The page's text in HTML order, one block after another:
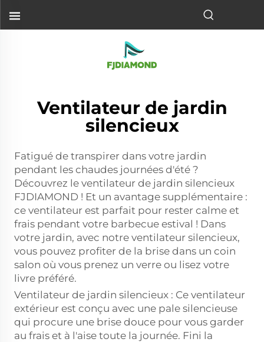
Ventilateur de jardin
silencieux
Fatigué de transpirer dans votre jardin
pendant les chaudes journées d'été ?
Découvrez le ventilateur de jardin silencieux
FJDIAMOND ! Et un avantage supplémentaire :
ce ventilateur est parfait pour rester calme et
frais pendant votre barbecue estival ! Dans
votre jardin, avec notre ventilateur silencieux,
vous pouvez profiter de la brise dans un coin
salon où vous prenez un verre ou lisez votre
livre préféré.
Ventilateur de jardin silencieux : Ce ventilateur
extérieur est conçu avec une pale silencieuse
qui procure une brise douce pour vous garder
au frais et à l'aise toute la journée. Fini la